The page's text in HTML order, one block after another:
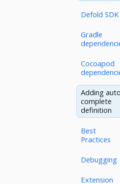
Defold SDK
Gradle
Cocoapod
Adding
complete
definition
Best
Practices
Debugging
Extension